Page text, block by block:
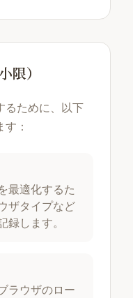
限）
るために、以下
：
最適化するた
ザタイプなど
します。
ラウザのロー